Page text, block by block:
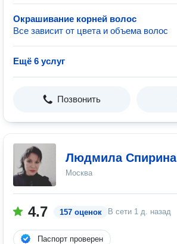
Окрашивание корней волос
Все зависит от цвета и объема волос
Ещё 6 услуг
Позвонить
Людмила Спирина
Москва
4.7 157 оценок В сети 1 д. назад
Паспорт проверен